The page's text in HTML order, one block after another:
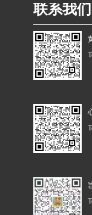
联系我